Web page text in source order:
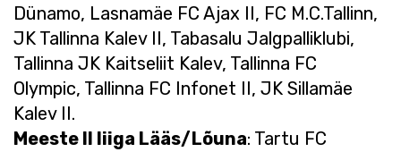
Dünamo, Lasnamäe FC Ajax II, FC M.C.Tallinn,
JK Tallinna Kalev II, Tabasalu Jalgpalliklubi,
Tallinna JK Kaitseliit Kalev, Tallinna FC
Olympic, Tallinna FC Infonet II, JK Sillamäe
Kalev II.
Meeste II liiga Lääs/Lõuna: Tartu FC